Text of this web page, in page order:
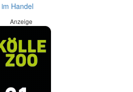
Handel
Anzeige